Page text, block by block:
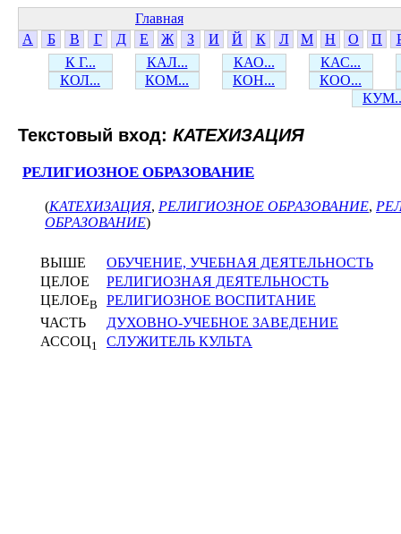
Главная
А
Б В Г Д Е Ж З И Й К Л М Н О П
К Г...
КАЛ... КАО...
КАС...
КОЛ...
КОМ... КОН...
КОО...
Текстовый вход: КАТЕХИЗАЦИЯ
РЕЛИГИОЗНОЕ ОБРАЗОВАНИЕ
(КАТЕХИЗАЦИЯ, РЕЛИГИОЗНОЕ ОБРАЗОВАНИЕ,
ОБРАЗОВАНИЕ)
ВЫШЕ
ОБУЧЕНИЕ, УЧЕБНАЯ ДЕЯТЕЛЬНОСТЬ
ЦЕЛОЕ
РЕЛИГИОЗНАЯ ДЕЯТЕЛЬНОСТЬ
ЦЕЛОЕВ
РЕЛИГИОЗНОЕ ВОСПИТАНИЕ
ЧАСТЬ
ДУХОВНО-УЧЕБНОЕ ЗАВЕДЕНИЕ
АССОЦ1 СЛУЖИТЕЛЬ КУЛЬТА